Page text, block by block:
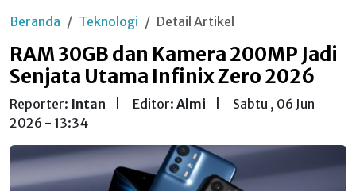
Beranda Teknologi Detail Artikel
RAM 30GB dan Kamera 200MP Jadi
Senjata Utama Infinix Zero 2026
Reporter: Intan Editor: Almi
Sabtu , 06 Jun
2026 - 13:34